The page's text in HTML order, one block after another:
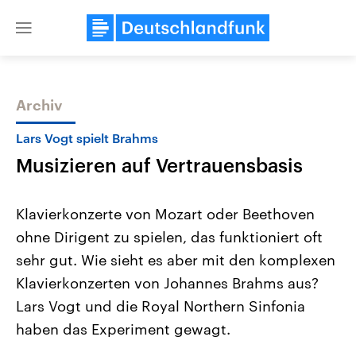
Close
Themen
Landtagswahl Sachsen-Anhalt
2026
Alle Informationen
Sachsen-Anhalt wählt am 6.
September 2026 einen neuen
Landtag. Seit 2021 wird das
Bundesland von einer Koalition aus
USA
Aktuelle Beiträge,
Hintergründe
Wirtschaftlich und
gehören die Vereinigten
den mächtigsten Ländern
Archiv
Lars Vogt spielt Brahms
Musizieren auf Vertrauensbasis
Klavierkonzerte von Mozart oder Beethoven
ohne Dirigent zu spielen, das funktioniert oft
sehr gut. Wie sieht es aber mit den komplexen
Klavierkonzerten von Johannes Brahms aus?
Lars Vogt und die Royal Northern Sinfonia
haben das Experiment gewagt.